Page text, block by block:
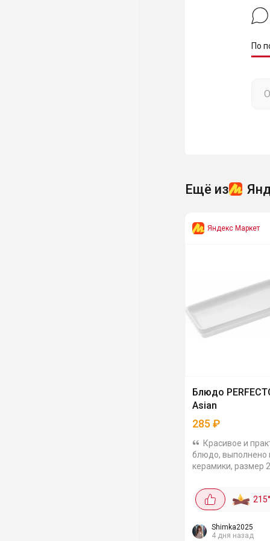
По
Ещё из
Яндекс Маркет
Блюдо
Asian
285₽
Красивое и
блюдо, выполнено
керамики, размер
подачи азиатских
закусок. Можно
использовать в
микроволновой...
215°
Shimka2025
4 дня назад